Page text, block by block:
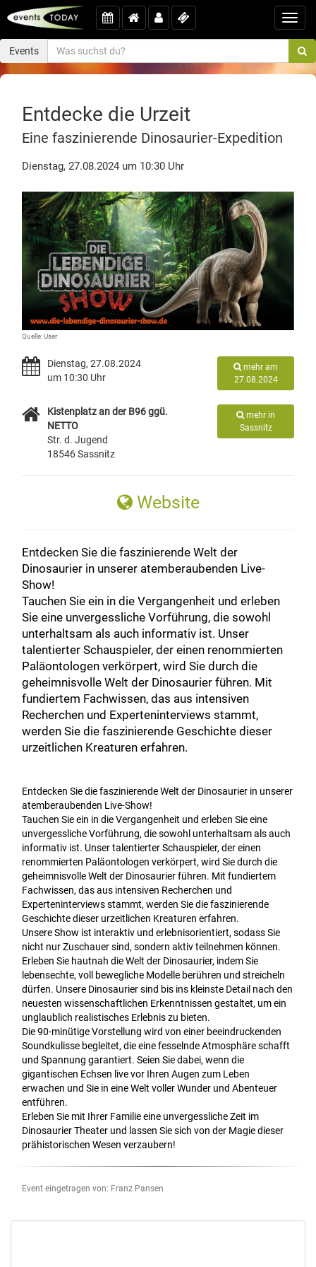
Events
Entdecke die Urzeit
Eine faszinierende Dinosaurier-Expedition
Dienstag, 27.08.2024 um 10:30 Uhr
Quelle: User
Dienstag, 27.08.2024
um 10:30 Uhr
mehr am
27.08.2024
Kistenplatz an der B96 ggü.
NETTO
Str. d. Jugend
18546 Sassnitz
mehr in
Sassnitz
Website
Entdecken Sie die faszinierende Welt der
Dinosaurier in unserer atemberaubenden Live-
Show!
Tauchen Sie ein in die Vergangenheit und erleben
Sie eine unvergessliche Vorführung, die sowohl
unterhaltsam als auch informativ ist. Unser
talentierter Schauspieler, der einen renommierten
Paläontologen verkörpert, wird Sie durch die
geheimnisvolle Welt der Dinosaurier führen. Mit
fundiertem Fachwissen, das aus intensiven
Recherchen und Experteninterviews stammt,
werden Sie die faszinierende Geschichte dieser
urzeitlichen Kreaturen erfahren.
Entdecken Sie die faszinierende Welt der Dinosaurier in unserer
atemberaubenden Live-Show!
Tauchen Sie ein in die Vergangenheit und erleben Sie eine
unvergessliche Vorführung, die sowohl unterhaltsam als auch
informativ ist. Unser talentierter Schauspieler, der einen
renommierten Paläontologen verkörpert, wird Sie durch die
geheimnisvolle Welt der Dinosaurier führen. Mit fundiertem
Fachwissen, das aus intensiven Recherchen und
Experteninterviews stammt, werden Sie die faszinierende
Geschichte dieser urzeitlichen Kreaturen erfahren.
Unsere Show ist interaktiv und erlebnisorientiert, sodass Sie
nicht nur Zuschauer sind, sondern aktiv teilnehmen können.
Erleben Sie hautnah die Welt der Dinosaurier, indem Sie
lebensechte, voll bewegliche Modelle berühren und streicheln
dürfen. Unsere Dinosaurier sind bis ins kleinste Detail nach den
neuesten wissenschaftlichen Erkenntnissen gestaltet, um ein
unglaublich realistisches Erlebnis zu bieten.
Die 90-minütige Vorstellung wird von einer beeindruckenden
Soundkulisse begleitet, die eine fesselnde Atmosphäre schafft
und Spannung garantiert. Seien Sie dabei, wenn die
gigantischen Echsen live vor Ihren Augen zum Leben
erwachen und Sie in eine Welt voller Wunder und Abenteuer
entführen.
Erleben Sie mit Ihrer Familie eine unvergessliche Zeit im
Dinosaurier Theater und lassen Sie sich von der Magie dieser
prähistorischen Wesen verzaubern!
Event eingetragen von: Franz Pansen